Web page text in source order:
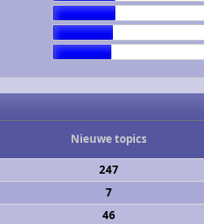
Nieuwe topics
247
7
46